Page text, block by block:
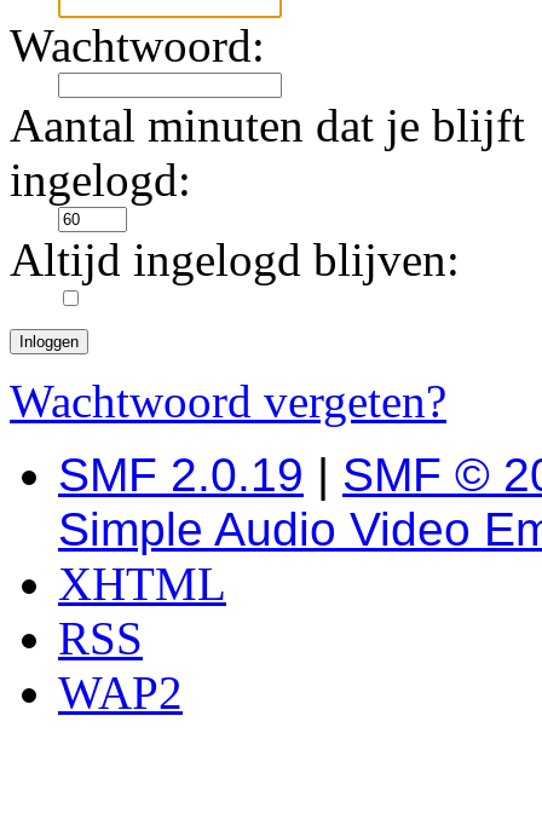
Wachtwoord:
Aantal minuten dat je blijft
ingelogd:
Altijd ingelogd blijven:
Wachtwoord vergeten?
SMF 2.0.19 | SMF ©
Simple Audio Video
XHTML
RSS
WAP2